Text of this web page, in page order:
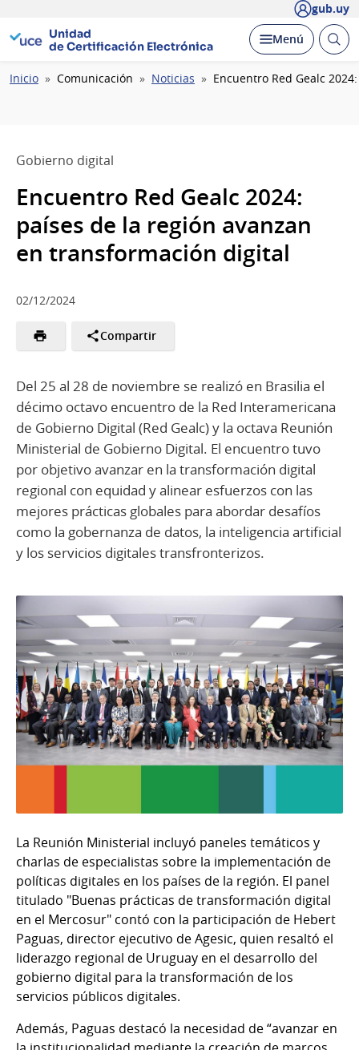
gub.uy
Unidad
de Certificación Electrónica
Desplegar
Menú Abrir
Ruta
Inicio Comunicación Noticias Encuentro Red Gealc
Gobierno digital
Encuentro Red Gealc 2024:
países de la región avanzan
en transformación digital
02/12/2024
Compartir
Del 25 al 28 de noviembre se realizó en Brasilia el
décimo octavo encuentro de la Red Interamericana
de Gobierno Digital (Red Gealc) y la octava Reunión
Ministerial de Gobierno Digital. El encuentro tuvo
por objetivo avanzar en la transformación digital
regional con equidad y alinear esfuerzos con las
mejores prácticas globales para abordar desafíos
como la gobernanza de datos, la inteligencia artificial
y los servicios digitales transfronterizos.
La Reunión Ministerial incluyó paneles temáticos y
charlas de especialistas sobre la implementación de
políticas digitales en los países de la región. El panel
titulado "Buenas prácticas de transformación digital
en el Mercosur" contó con la participación de Hebert
Paguas, director ejecutivo de Agesic, quien resaltó el
liderazgo regional de Uruguay en el desarrollo del
gobierno digital para la transformación de los
servicios públicos digitales.
Además, Paguas destacó la necesidad de “avanzar en